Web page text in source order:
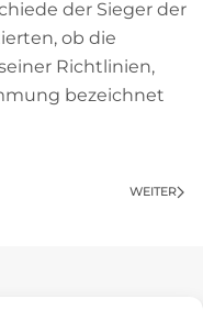
der Sieger der
ob die
Richtlinien,
bezeichnet
WEITER